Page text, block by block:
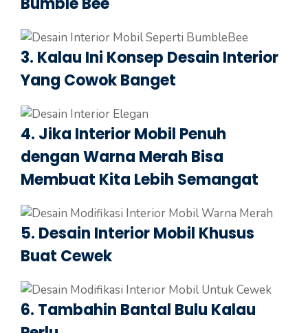
3. Kalau Ini Konsep Desain Interior
Yang Cowok Banget
4. Jika Interior Mobil Penuh
dengan Warna Merah Bisa
Membuat Kita Lebih Semangat
5. Desain Interior Mobil Khusus
Buat Cewek
6. Tambahin Bantal Bulu Kalau